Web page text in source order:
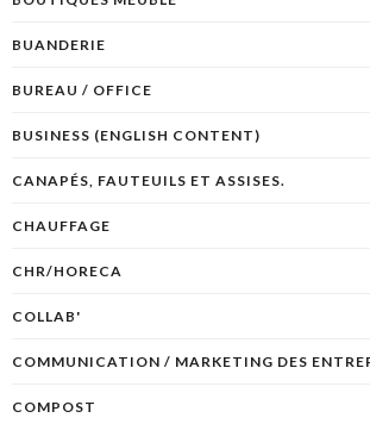
BUANDERIE
BUREAU / OFFICE
BUSINESS (ENGLISH CONTENT)
CANAPÉS, FAUTEUILS ET ASSISES.
CHAUFFAGE
CHR/HORECA
COLLAB'
COMMUNICATION / MARKETING DES
COMPOST